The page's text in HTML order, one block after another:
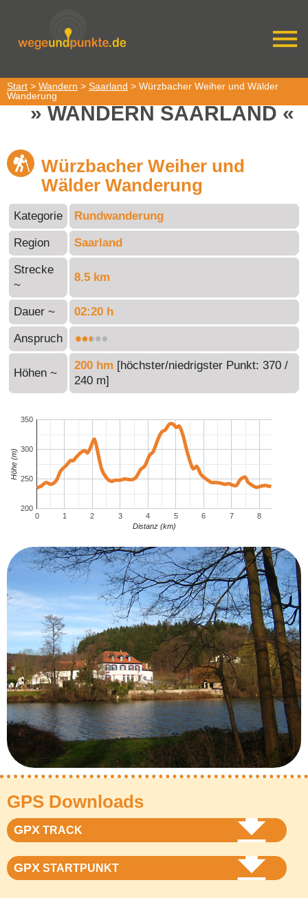
Start > Wandern > Saarland > Würzbacher Weiher und Wälder
Wanderung
WANDERN SAARLAND
Würzbacher Weiher und
Wälder Wanderung
Kategorie Rundwanderung
Region Saarland
Strecke
~
8.5 km
Dauer ~ 02:20 h
Anspruch
Höhen ~
200 hm [höchster/niedrigster Punkt: 370 /
240 m]
0 1 2 3 4 5 6 7 8
200
250
300
350
Distanz (km)
Höhe (m)
GPS Downloads
GPX TRACK
GPX STARTPUNKT